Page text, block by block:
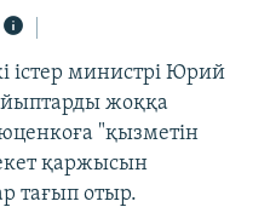
істер министрі Юрий
жоққа
"қызметін
қаржысын
тағып отыр.